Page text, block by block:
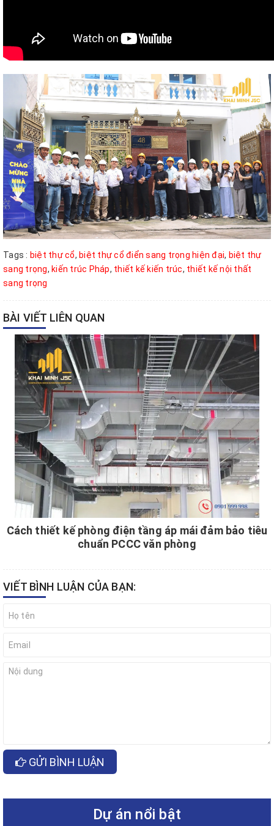
Tags : biệt thự cổ, biệt thự cổ điển sang trọng hiện đại, biệt thự
sang trọng, kiến trúc Pháp, thiết kế kiến trúc, thiết kế nội thất
sang trọng
BÀI VIẾT LIÊN QUAN
Cách thiết kế phòng điện tầng áp mái đảm bảo tiêu
chuẩn PCCC văn phòng
VIẾT BÌNH LUẬN CỦA BẠN:
GỬI BÌNH LUẬN
Dự án nổi bật